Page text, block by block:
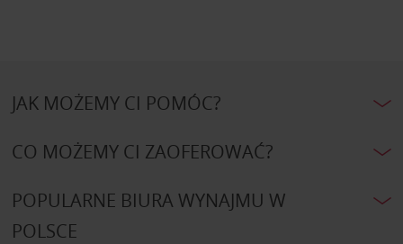
JAK MOŻEMY CI POMÓC?
CO MOŻEMY CI ZAOFEROWAĆ?
POPULARNE BIURA WYNAJMU W
POLSCE